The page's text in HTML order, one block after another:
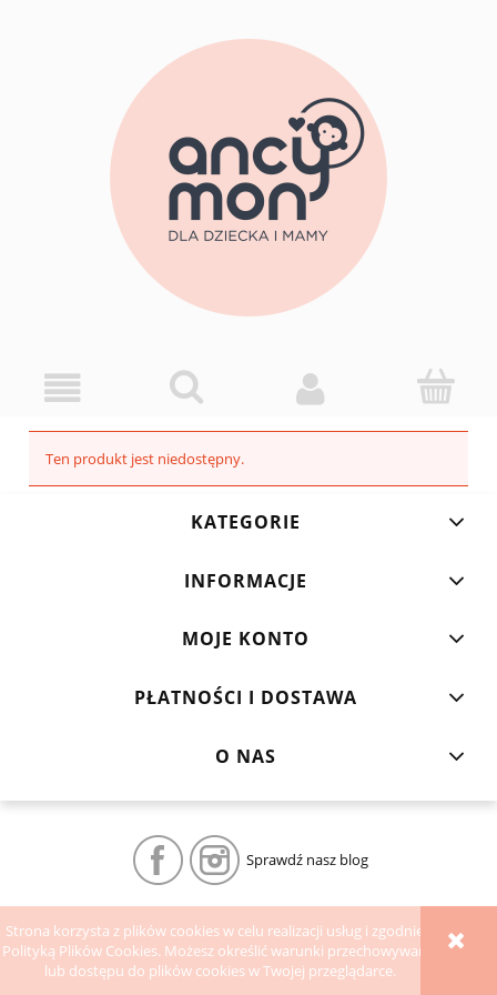
Strona korzysta z plików cookies w celu realizacji usług i zgodnie z
Polityką Plików Cookies. Możesz określić warunki przechowywania
lub dostępu do plików cookies w Twojej przeglądarce.
Ten produkt jest niedostępny.
KATEGORIE
INFORMACJE
MOJE KONTO
PŁATNOŚCI I DOSTAWA
O NAS
Sprawdź nasz blog
POKAŻ PEŁNĄ WERSJĘ STRONY
Sklep internetowy Shoper.pl